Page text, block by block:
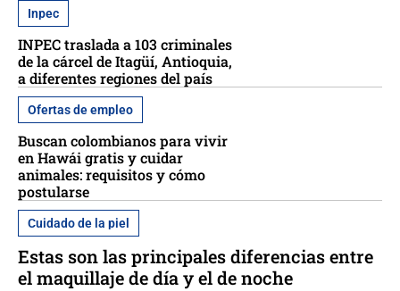
Inpec
INPEC traslada a 103 criminales
de la cárcel de Itagüí, Antioquia,
a diferentes regiones del país
Ofertas de empleo
Buscan colombianos para vivir
en Hawái gratis y cuidar
animales: requisitos y cómo
postularse
Cuidado de la piel
Estas son las principales diferencias entre
el maquillaje de día y el de noche